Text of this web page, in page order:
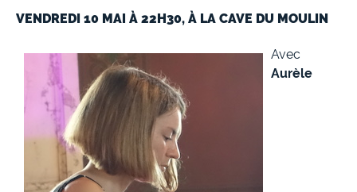
VENDREDI 10 MAI À 22H30, À LA CAVE DU MOULIN
Avec
Aurèle